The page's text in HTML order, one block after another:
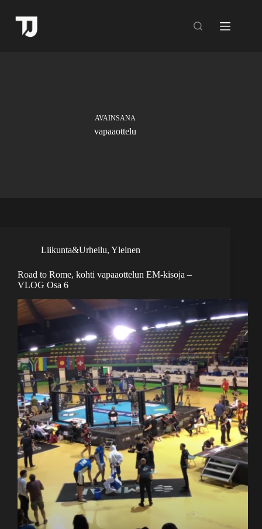
AVAINSANA
vapaaottelu
Liikunta&Urheilu, Yleinen
Road to Rome, kohti vapaaottelun EM-kisoja –
VLOG Osa 6